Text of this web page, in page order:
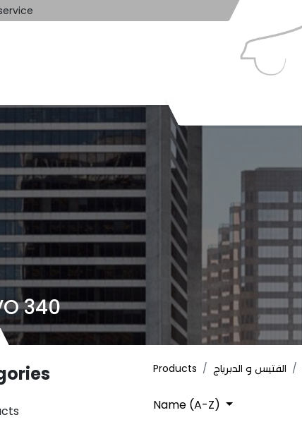
340
Products الفتيس و الدبرياج
Name (A-Z)